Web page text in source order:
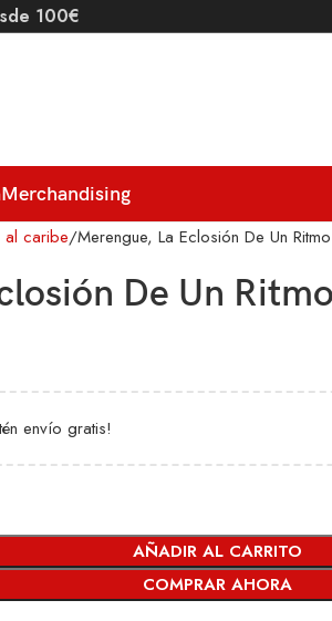
100€
Merchandising
al caribe Merengue, La Eclosión De Un
De Un
envío gratis!
AÑADIR AL CARRITO
COMPRAR AHORA